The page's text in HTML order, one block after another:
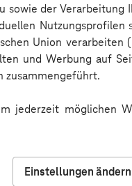
sowie der Verarbeitung
Nutzungsprofilen
Union verarbeiten
und Werbung auf
zusammengeführt.
jederzeit möglichen
Einstellungen ändern
AXEL